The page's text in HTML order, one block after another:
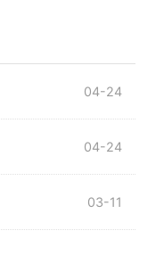
04-24
04-24
03-11